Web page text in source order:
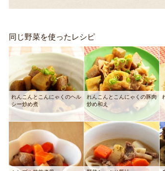
同じ野菜を使ったレシピ
れんこんとこんにゃくのヘル
シー炒め煮
れんこんとこんにゃくの豚肉
炒め和え